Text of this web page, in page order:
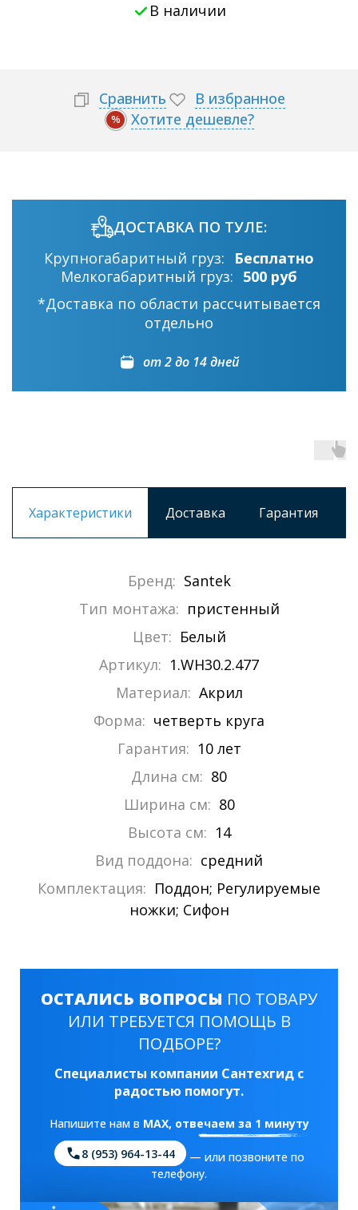
В наличии
Сравнить В избранное
% Хотите дешевле?
ДОСТАВКА ПО ТУЛЕ:
Крупногабаритный груз:
Бесплатно
Мелкогабаритный груз: 500 руб
*Доставка по области рассчитывается
отдельно
от 2 до 14 дней
Характеристики Доставка Гарантия
Бренд: Santek
Тип монтажа: пристенный
Цвет: Белый
Артикул: 1.WH30.2.477
Материал: Акрил
Форма: четверть круга
Гарантия: 10 лет
Длина см: 80
Ширина см: 80
Высота см: 14
Вид поддона: средний
Комплектация: Поддон; Регулируемые
ножки; Сифон
ОСТАЛИСЬ ВОПРОСЫ ПО ТОВАРУ
ИЛИ ТРЕБУЕТСЯ ПОМОЩЬ В
ПОДБОРЕ?
Специалисты компании Сантехгид с
радостью помогут.
Напишите нам в MAX, отвечаем за 1 минуту
8 (953) 964-13-44
— или позвоните по
телефону.